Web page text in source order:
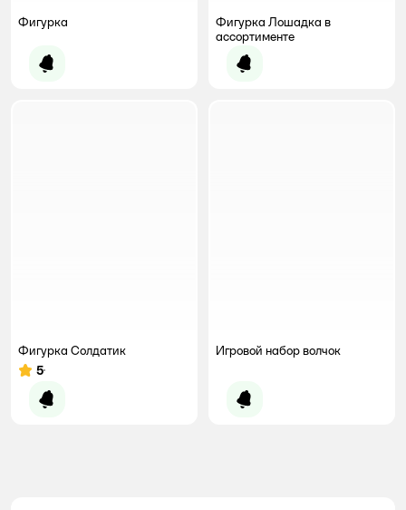
Фигурка
Уведомить о появлении
Фигурка Лошадка в
ассортименте
Уведомить о появлении
Фигурка Солдатик
Рейтинг:
5
Уведомить о появлении
Игровой набор волчок
Уведомить о появлении